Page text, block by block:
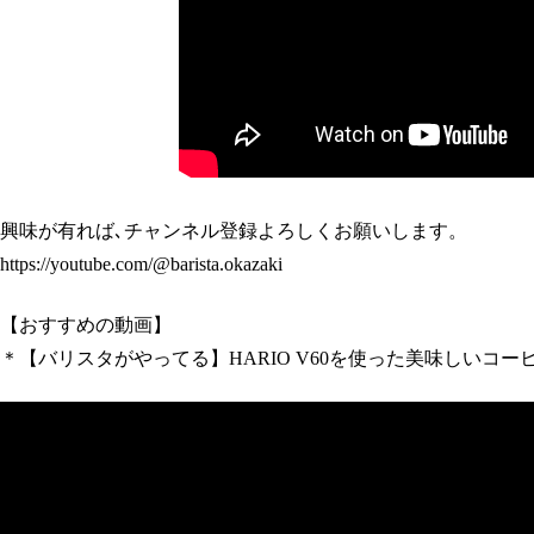
興味が有れば､チャンネル登録よろしくお願いします。
https://youtube.com/@barista.okazaki
【おすすめの動画】
＊【バリスタがやってる】HARIO V60を使った美味しいコー